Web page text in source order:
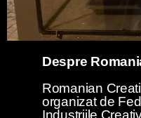
Despre
Romanian
organizat de